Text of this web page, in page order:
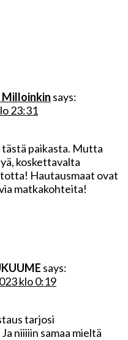
says:
23:31
paikasta. Mutta
koskettavalta
Hautausmaat ovat
matkakohteita!
says:
klo 0:19
tarjosi
niiiiin samaa mieltä